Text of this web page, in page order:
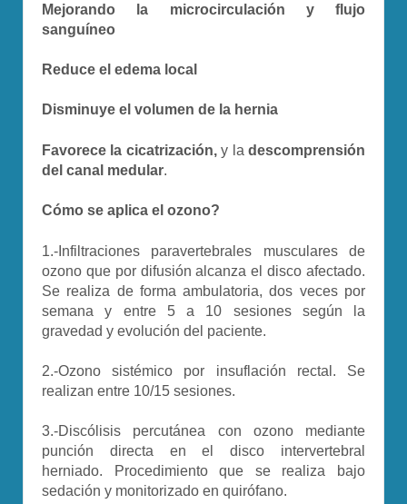
Mejorando la microcirculación y flujo
sanguíneo
Reduce el edema local
Disminuye el volumen de la hernia
Favorece la cicatrización,y ladescomprensión
del canal medular.
Cómo se aplica el ozono?
1.-Infiltraciones paravertebrales musculares de
ozono que por difusión alcanza el disco afectado.
Se realiza de forma ambulatoria, dos veces por
semana y entre 5 a 10 sesiones según la
gravedad y evolución del paciente.
2.-Ozono sistémico por insuflación rectal. Se
realizan entre 10/15 sesiones.
3.-Discólisis percutánea con ozono mediante
punción directa en el disco intervertebral
herniado. Procedimiento que se realiza bajo
sedación y monitorizado en quirófano.